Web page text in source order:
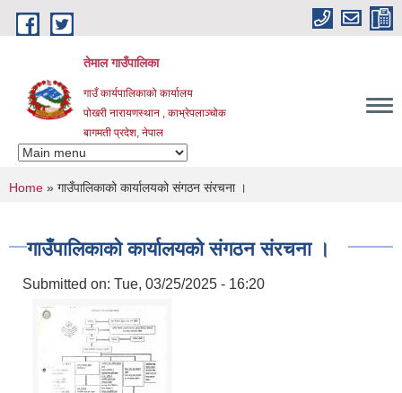
Skip to main content
तेमाल गाउँपालिका
गाउँ कार्यपालिकाको कार्यालय
पोखरी नारायणस्थान , काभ्रेपलाञ्चोक ‌‌‍‍‍‍‍‍
बागमती प्रदेश, नेपाल
You are here
Home » गाउँपालिकाको कार्यालयको संगठन संरचना ।
गाउँपालिकाको कार्यालयको संगठन संरचना ।
Submitted on: Tue, 03/25/2025 - 16:20